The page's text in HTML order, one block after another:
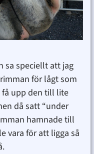
sa speciellt att jag
för lågt som
få upp den till lite
då satt “under
hamnade till
vara för att ligga så